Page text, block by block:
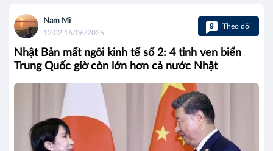
Nam Mi
12:02 16/06/2026
9 Theo dõi
Nhật Bản mất ngôi kinh tế số 2: 4 tỉnh ven biển
Trung Quốc giờ còn lớn hơn cả nước Nhật